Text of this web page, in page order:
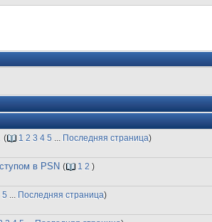
( 1 2 3 4 5 ... Последняя страница)
в PSN ( 1 2 )
5 ... Последняя страница)